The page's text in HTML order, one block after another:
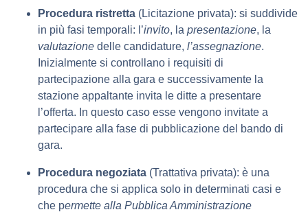
Procedura ristretta (Licitazione privata): si suddivide
in più fasi temporali: l’invito, la presentazione, la
valutazione delle candidature, l’assegnazione.
Inizialmente si controllano i requisiti di
partecipazione alla gara e successivamente la
stazione appaltante invita le ditte a presentare
l’offerta. In questo caso esse vengono invitate a
partecipare alla fase di pubblicazione del bando di
gara.
Procedura negoziata (Trattativa privata): è una
procedura che si applica solo in determinati casi e
che permette alla Pubblica Amministrazione